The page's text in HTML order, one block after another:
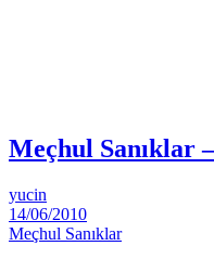
Meçhul Sanıklar
yucin
14/06/2010
Meçhul Sanıklar